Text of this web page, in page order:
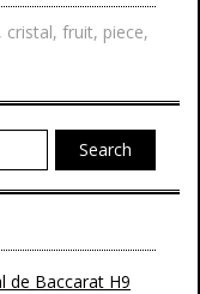
, cristal, fruit, piece,
Search
de Baccarat H9